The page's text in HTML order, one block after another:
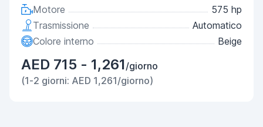
Motore
575 hp
Trasmissione
Automatico
Colore interno
Beige
AED 715 - 1,261/giorno
(1-2 giorni: AED 1,261/giorno)